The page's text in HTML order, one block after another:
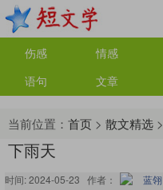
伤感 情感
语句
文章
当前位置： 首页 > 散文精选 >
下雨天
时间: 2024-05-23 作者： 蓝翎